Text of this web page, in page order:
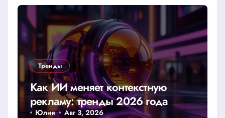
Тренды
Как ИИ меняет контекстную
рекламу: тренды 2026 года
Юлия Авг 3, 2026